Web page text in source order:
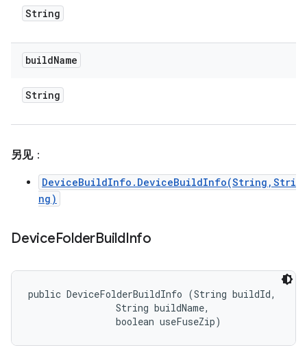
String
buildName
String
另见：
DeviceBuildInfo.DeviceBuildInfo(String,Stri
ng)
DeviceFolderBuildInfo
public DeviceFolderBuildInfo (String buildId,
                String buildName,
                boolean useFuseZip)